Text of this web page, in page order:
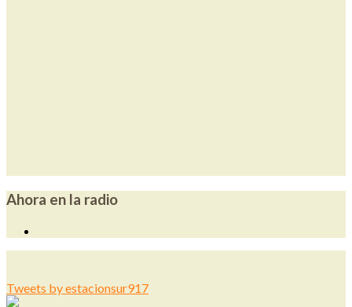
Ahora en la radio
Tweets by estacionsur917